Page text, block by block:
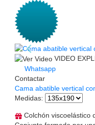
VIDEO
Whatsapp
Contactar
Cama abatible vertical
Medidas:
Colchón viscoelástico